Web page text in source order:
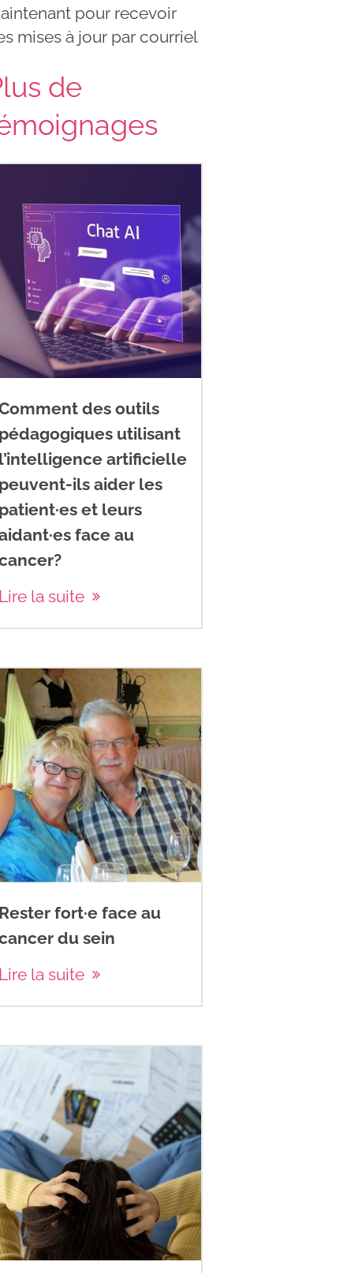
pour recevoir
mises à jour par courriel
de
des outils
pédagogiques utilisant
l’intelligence artificielle
peuvent-ils aider les
patient·es et leurs
face au
Lire la suite
Rester fort·e face au
du sein
Lire la suite